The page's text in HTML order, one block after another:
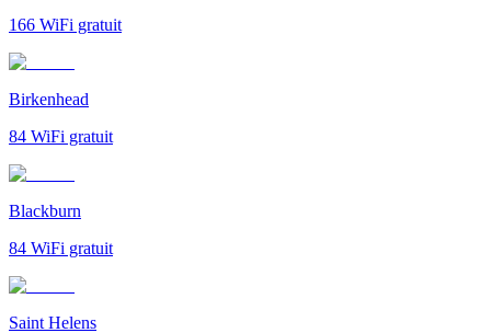
166 WiFi gratuit
Birkenhead
84 WiFi gratuit
Blackburn
84 WiFi gratuit
Saint Helens